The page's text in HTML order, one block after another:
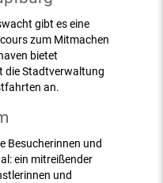
gibt es eine
zum Mitmachen
bietet
die Stadtverwaltung
an.
Besucherinnen und
ein mitreißender
und